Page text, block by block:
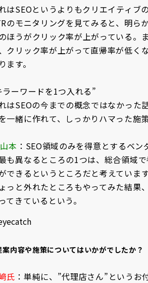
はSEOというよりもクリエイティブの
のモニタリングを見てみると、明ら
ほうがクリック率が上がっている。
クリック率が上がって直帰率が低く
ます。
ラーワードを1つ入れる”
はSEOの今までの概念ではなかった
一緒に作れて、しっかりハマった施
本 ：SEO領域のみを得意とするベン
も異なるところの1つは、総合領域
できるというところだと考えていま
っと外れたところもやってみた結果
てきているという。
内容や施策についてはいかがでしたか？
氏 ：単純に、”代理店さん”というお